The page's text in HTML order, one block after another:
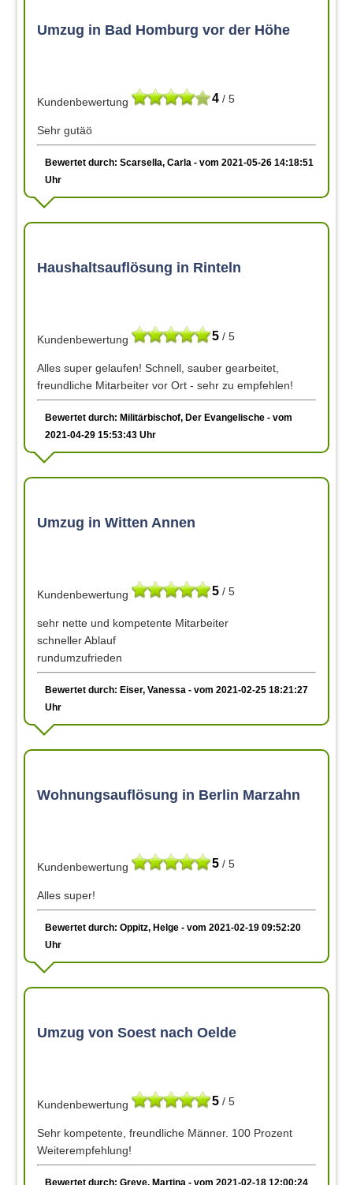
Umzug in Bad Homburg vor der Höhe
4 / 5
Kundenbewertung
Sehr gutäö
Bewertet durch: Scarsella, Carla - vom 2021-05-26 14:18:51
Uhr
Haushaltsauflösung in Rinteln
5 / 5
Kundenbewertung
Alles super gelaufen! Schnell, sauber gearbeitet,
freundliche Mitarbeiter vor Ort - sehr zu empfehlen!
Bewertet durch: Militärbischof, Der Evangelische - vom
2021-04-29 15:53:43 Uhr
Umzug in Witten Annen
5 / 5
Kundenbewertung
sehr nette und kompetente Mitarbeiter
schneller Ablauf
rundumzufrieden
Bewertet durch: Eiser, Vanessa - vom 2021-02-25 18:21:27
Uhr
Wohnungsauflösung in Berlin Marzahn
5 / 5
Kundenbewertung
Alles super!
Bewertet durch: Oppitz, Helge - vom 2021-02-19 09:52:20
Uhr
Umzug von Soest nach Oelde
5 / 5
Kundenbewertung
Sehr kompetente, freundliche Männer. 100 Prozent
Weiterempfehlung!
Bewertet durch: Greve, Martina - vom 2021-02-18 12:00:24